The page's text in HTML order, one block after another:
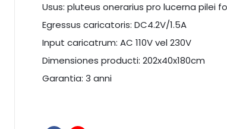
Usus: pluteus onerarius pro lucerna pilei
Egressus caricatoris: DC4.2V/1.5A
Input caricatrum: AC 110V vel 230V
Dimensiones producti: 202x40x180cm
Garantia: 3 anni